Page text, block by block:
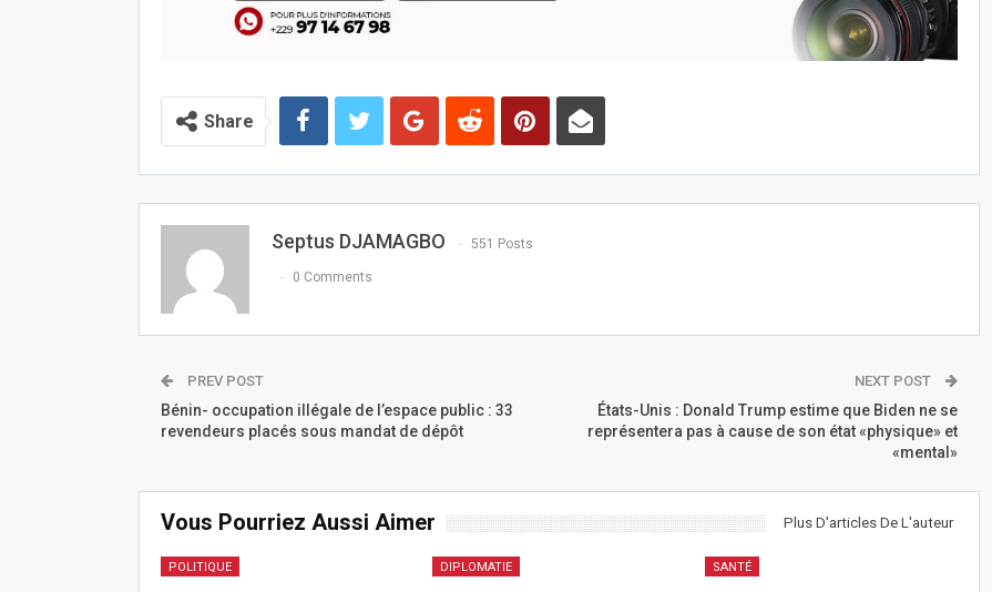
Share
Septus DJAMAGBO 551 Posts
0 Comments
PREV POST
Bénin- occupation illégale de l’espace public : 33
revendeurs placés sous mandat de dépôt
NEXT POST
États-Unis : Donald Trump estime que Biden ne se
représentera pas à cause de son état «physique» et
«mental»
Vous Pourriez Aussi Aimer Plus D'articles De L'auteur
POLITIQUE DIPLOMATIE SANTÉ